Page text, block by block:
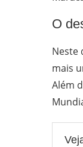
O
Neste
mais
Além